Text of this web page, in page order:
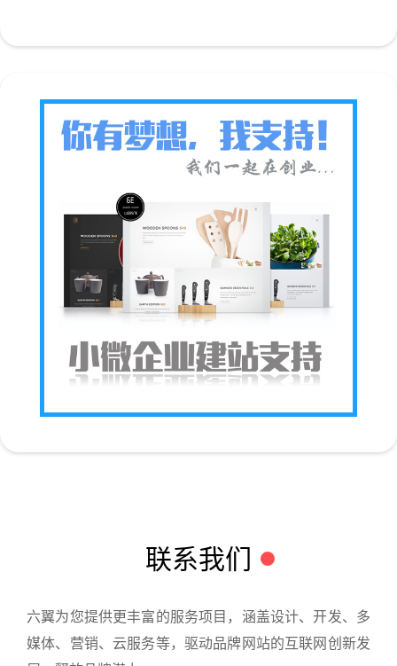
联系我们
六翼为您提供更丰富的服务项目，涵盖设计、开发、多
媒体、营销、云服务等，驱动品牌网站的互联网创新发